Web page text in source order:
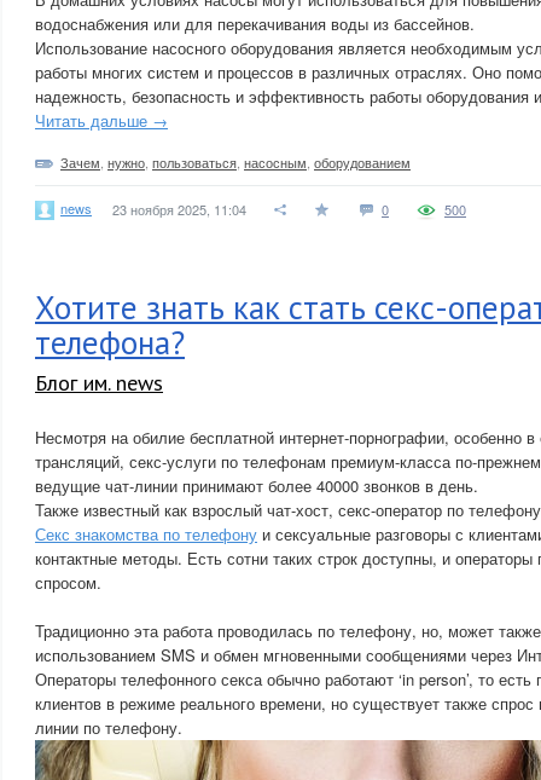
водоснабжения или для перекачивания воды из бассейнов.
Использование насосного оборудования является необходимым
работы многих систем и процессов в различных отраслях. Оно
надежность, безопасность и эффективность работы оборудования
Читать дальше →
Зачем нужно пользоваться насосным оборудованием
news 23 ноября 2025, 11:04 0 500
Хотите знать как стать секс-
телефона?
Блог им. news
Несмотря на обилие бесплатной интернет-порнографии, особенно
трансляций, секс-услуги по телефонам премиум-класса по-
ведущие чат-линии принимают более 40000 звонков в день.
Также известный как взрослый чат-хост, секс-оператор по
Секс знакомства по телефону и сексуальные разговоры с
контактные методы. Есть сотни таких строк доступны, и
спросом.
Традиционно эта работа проводилась по телефону, но, может
использованием SMS и обмен мгновенными сообщениями через
Операторы телефонного секса обычно работают ‘in person’, то есть
клиентов в режиме реального времени, но существует также
линии по телефону.